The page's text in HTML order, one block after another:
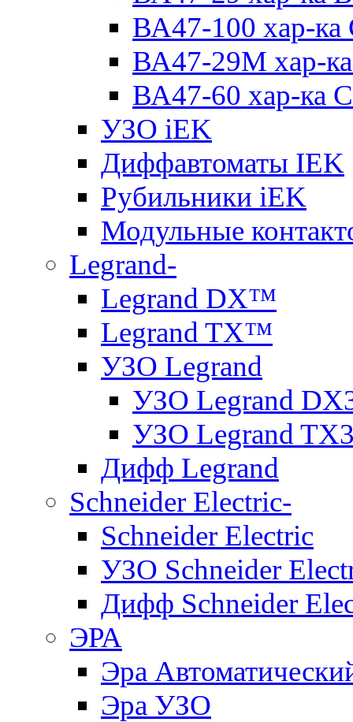
ВА47-100 хар-ка
ВА47-29M хар-
ВА47-60 хар-ка C
УЗО iEK
Диффавтоматы IEK
Рубильники iEK
Модульные
Legrand-
Legrand DX™
Legrand TX™
УЗО Legrand
УЗО Legrand
УЗО Legrand
Дифф Legrand
Schneider Electric-
Schneider Electric
УЗО Schneider
Дифф Schneider
ЭРА
Эра
Эра УЗО